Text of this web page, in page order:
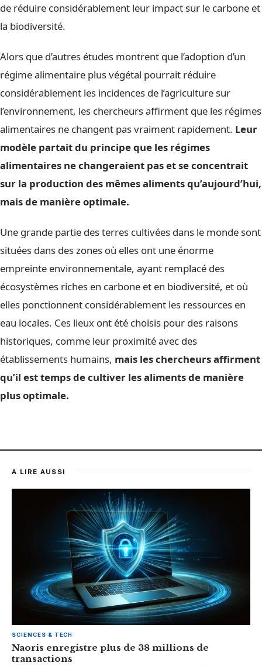
de réduire considérablement leur impact sur le carbone et
la biodiversité.
Alors que d’autres études montrent que l’adoption d’un
régime alimentaire plus végétal pourrait réduire
considérablement les incidences de l’agriculture sur
l’environnement, les chercheurs affirment que les régimes
alimentaires ne changent pas vraiment rapidement. Leur
modèle partait du principe que les régimes
alimentaires ne changeraient pas et se concentrait
sur la production des mêmes aliments qu’aujourd’hui,
mais de manière optimale.
Une grande partie des terres cultivées dans le monde sont
situées dans des zones où elles ont une énorme
empreinte environnementale, ayant remplacé des
écosystèmes riches en carbone et en biodiversité, et où
elles ponctionnent considérablement les ressources en
eau locales. Ces lieux ont été choisis pour des raisons
historiques, comme leur proximité avec des
établissements humains, mais les chercheurs affirment
qu’il est temps de cultiver les aliments de manière
plus optimale.
A LIRE AUSSI
SCIENCES & TECH
Naoris enregistre plus de 38 millions de
transactions